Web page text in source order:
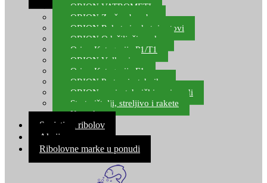
ORION VATROMETI
ORION Zračne bombe
ORION Rakete i raketni setovi
ORION Odašiljači zvuka
Orion Kategorija P1/T1
ORION Vulkani
Orion Kategorija F1
ORION Party pirotehnika
ORION nepirotehnički proizvodi
Start pištolji, streljivo i rakete
Kontakt
Savjeti za ribolov
Akcija
Ribolovne marke u ponudi